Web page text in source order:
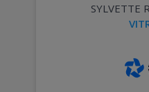
professionnel.
de mes
pour prendre
est adapté à
SYLVETTE